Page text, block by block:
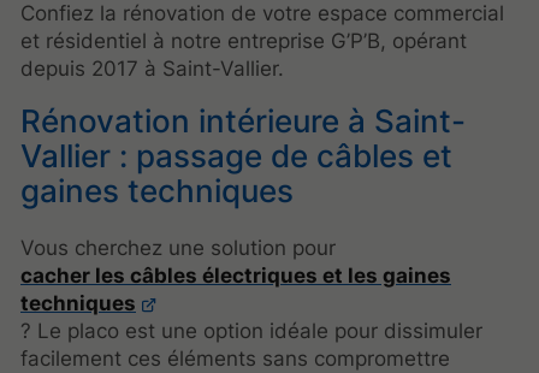
Confiez la rénovation de votre espace commercial
et résidentiel à notre entreprise G’P’B, opérant
depuis 2017 à Saint-Vallier.
Rénovation intérieure à Saint-
Vallier : passage de câbles et
gaines techniques
Vous cherchez une solution pour
cacher les câbles électriques et les gaines
techniques
? Le placo est une option idéale pour dissimuler
facilement ces éléments sans compromettre